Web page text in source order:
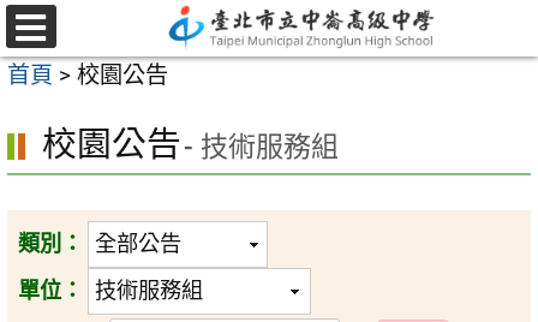
跳
至
主
內
區
選
單
首頁 > 校園公告
校園公告- 技術服務組
類別：
單位：